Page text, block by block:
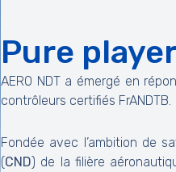
Pure
AERO NDT a émergé en
contrôleurs certifiés FrANDTB.
Fondée avec l’ambition de
(CND) de la filière